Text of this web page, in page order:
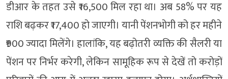
डीआर के तहत उसे ₹16,500 मिल रहा था। अब 58% पर यह
राशि बढ़कर ₹17,400 हो जाएगी। यानी पेंशनभोगी को हर महीने
₹900 ज्यादा मिलेंगे। हालांकि, यह बढ़ोतरी व्यक्ति की सैलरी या
पेंशन पर निर्भर करेगी, लेकिन सामूहिक रूप से देखें तो करोड़ों